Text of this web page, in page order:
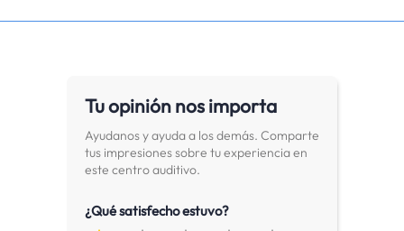
Tu opinión nos importa
Ayudanos y ayuda a los demás. Comparte
tus impresiones sobre tu experiencia en
este centro auditivo.
¿Qué satisfecho estuvo?